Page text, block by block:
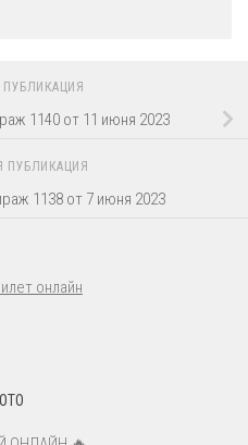
1140 от 11 июня 2023
ПУБЛИКАЦИЯ
1138 от 7 июня 2023